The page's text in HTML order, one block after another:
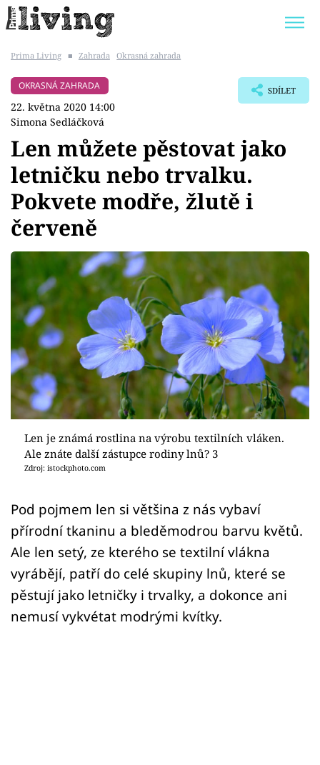
BYDLENÍ SLAVNÝCH
Témata
Bydlení
Zahrada
Design
Sledujte prima+
Přihlášení
Sledujte nás
Prima Living ■ Zahrada Okrasná zahrada
OKRASNÁ ZAHRADA
22. května 2020 14:00
Simona Sedláčková
SDÍLET
Len můžete pěstovat jako
letničku nebo trvalku.
Pokvete modře, žlutě i
červeně
Len je známá rostlina na výrobu textilních vláken.
Ale znáte další zástupce rodiny lnů? 3
Zdroj: istockphoto.com
Pod pojmem len si většina z nás vybaví
přírodní tkaninu a bleděmodrou barvu květů.
Ale len setý, ze kterého se textilní vlákna
vyrábějí, patří do celé skupiny lnů, které se
pěstují jako letničky i trvalky, a dokonce ani
nemusí vykvétat modrými kvítky.